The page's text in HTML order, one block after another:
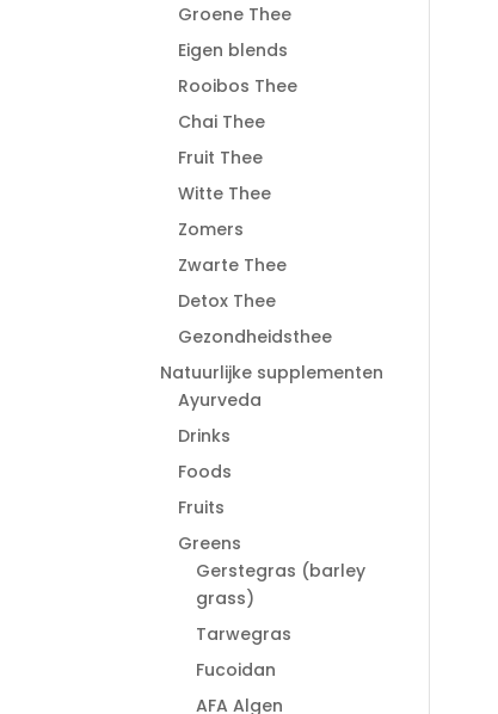
Groene Thee
Eigen blends
Rooibos Thee
Chai Thee
Fruit Thee
Witte Thee
Zomers
Zwarte Thee
Detox Thee
Gezondheidsthee
Natuurlijke supplementen
Ayurveda
Drinks
Foods
Fruits
Greens
Gerstegras (barley
grass)
Tarwegras
Fucoidan
AFA Algen